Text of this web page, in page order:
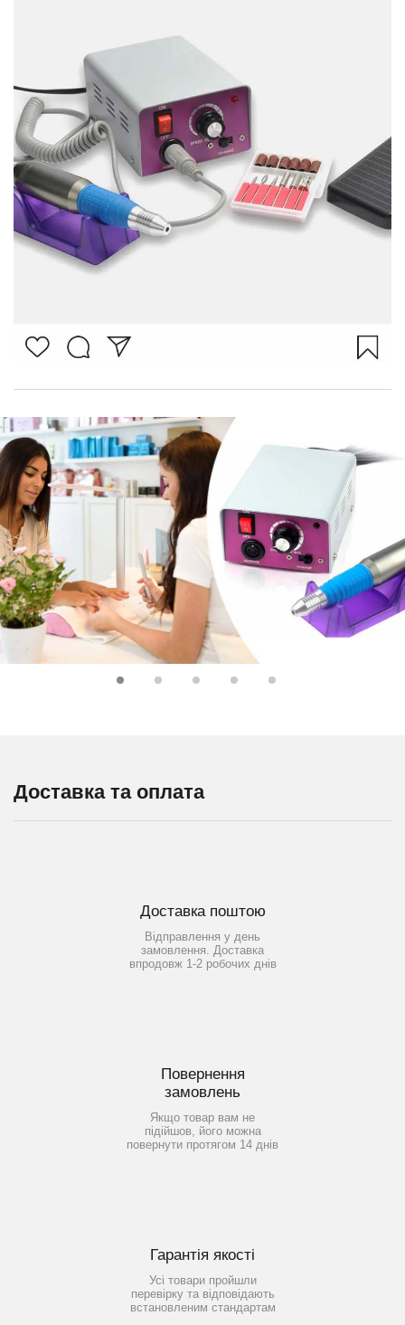
Доставка та оплата
Доставка поштою
Відправлення у день
замовлення. Доставка
впродовж 1-2 робочих днів
Повернення
замовлень
Якщо товар вам не
підійшов, його можна
повернути протягом 14 днів
Гарантія якості
Усі товари пройшли
перевірку та відповідають
встановленим стандартам